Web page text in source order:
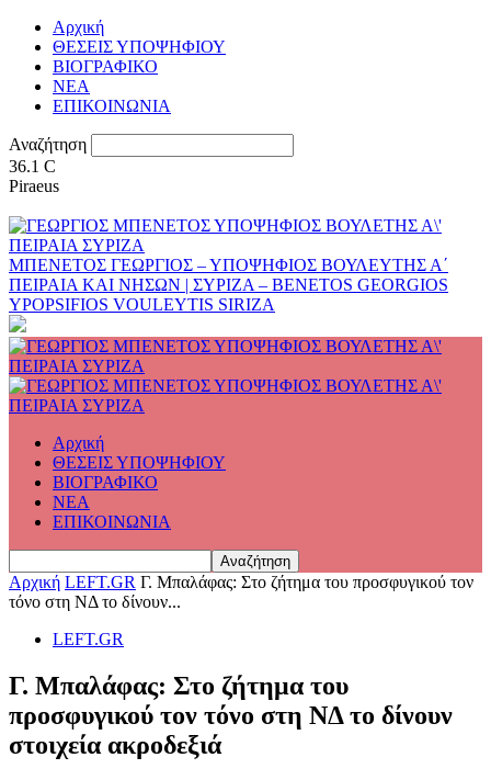
Αρχική
ΘΕΣΕΙΣ ΥΠΟΨΗΦΙΟΥ
ΒΙΟΓΡΑΦΙΚΟ
ΝΕΑ
ΕΠΙΚΟΙΝΩΝΙΑ
Αναζήτηση
36.1 C
Piraeus
ΜΠΕΝΕΤΟΣ ΓΕΩΡΓΙΟΣ – ΥΠΟΨΗΦΙΟΣ ΒΟΥΛΕΥΤΗΣ Α΄
ΠΕΙΡΑΙΑ ΚΑΙ ΝΗΣΩΝ | ΣΥΡΙΖΑ – BENETOS GEORGIOS
YPOPSIFIOS VOULEYTIS SIRIZA
Αρχική
ΘΕΣΕΙΣ ΥΠΟΨΗΦΙΟΥ
ΒΙΟΓΡΑΦΙΚΟ
ΝΕΑ
ΕΠΙΚΟΙΝΩΝΙΑ
Αρχική LEFT.GR Γ. Μπαλάφας: Στο ζήτημα του προσφυγικού τον
τόνο στη ΝΔ το δίνουν...
LEFT.GR
Γ. Μπαλάφας: Στο ζήτημα του
προσφυγικού τον τόνο στη ΝΔ το δίνουν
στοιχεία ακροδεξιά